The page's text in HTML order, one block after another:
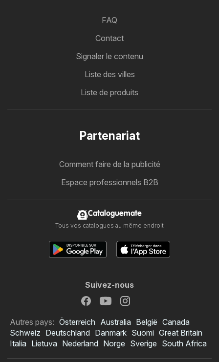
FAQ
Contact
Signaler le contenu
Liste des villes
Liste de produits
Partenariat
Comment faire de la publicité
Espace professionnels B2B
Cataloguemate
Tous vos catalogues au même endroit
Suivez-nous
Autres pays: Österreich Australia België Canada
Schweiz Deutschland Danmark Suomi Great Britain
Italia Lietuva Nederland Norge Sverige South Africa